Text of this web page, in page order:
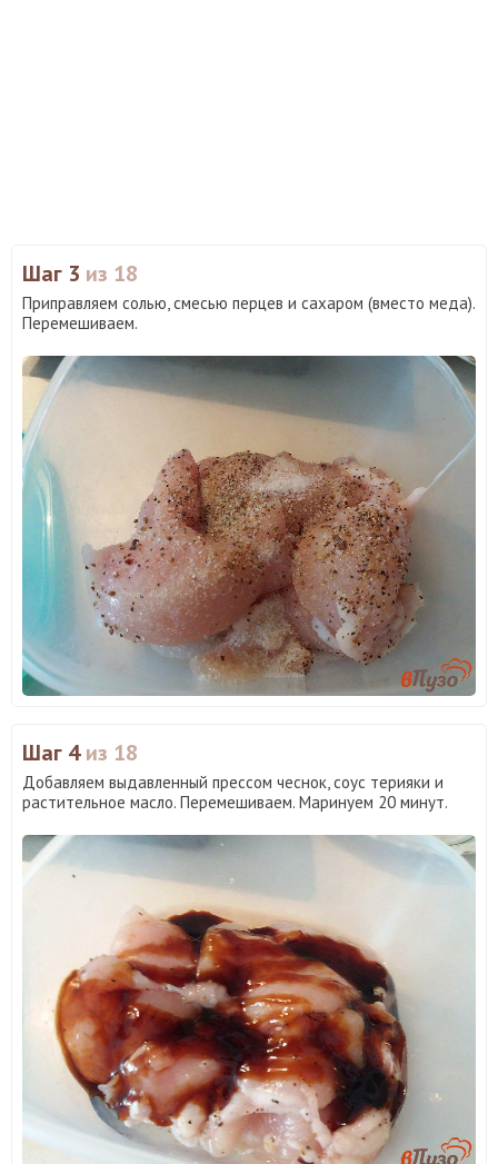
Шаг 3 из 18
Приправляем солью, смесью перцев и сахаром (вместо меда).
Перемешиваем.
Шаг 4из 18
Добавляем выдавленный прессом чеснок, соус терияки и
растительное масло. Перемешиваем. Маринуем 20 минут.